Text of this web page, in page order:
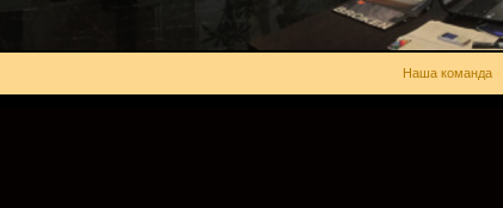
Наша команда